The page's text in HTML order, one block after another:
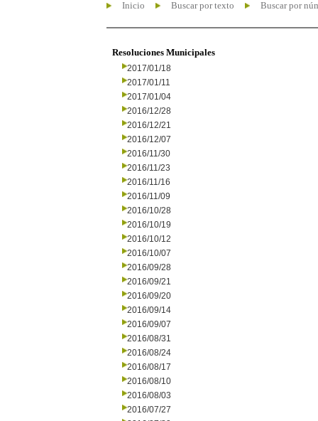
Inicio Buscar por texto Buscar por
Resoluciones Municipales
2017/01/18
2017/01/11
2017/01/04
2016/12/28
2016/12/21
2016/12/07
2016/11/30
2016/11/23
2016/11/16
2016/11/09
2016/10/28
2016/10/19
2016/10/12
2016/10/07
2016/09/28
2016/09/21
2016/09/20
2016/09/14
2016/09/07
2016/08/31
2016/08/24
2016/08/17
2016/08/10
2016/08/03
2016/07/27